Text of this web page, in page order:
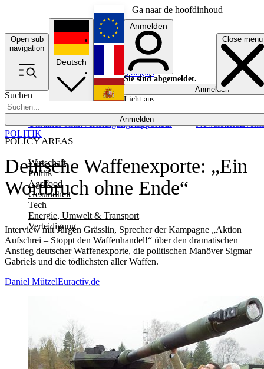
Ga naar de hoofdinhoud
Open sub
navigation
Close menu
Suchen
Anmelden
POLICY AREAS
Wirtschaft
Politik
Agrifood
Gesundheit
Tech
Energie, Umwelt & Transport
Verteidigung
UkrainePolitikVerteidigungRapporteur NewslettersEvents
Deutsch
English
Français
Anmelden
Sie sind abgemeldet.
Anmelden
Licht aus
Deutsche Waffenexporte: „Ein
Wortbruch ohne Ende“
Interview mit Jürgen Grässlin, Sprecher der Kampagne „Aktion
Aufschrei – Stoppt den Waffenhandel!“ über den dramatischen
Anstieg deutscher Waffenexporte, die politischen Manöver Sigmar
Gabriels und die tödlichsten aller Waffen.
POLITIK
Daniel MützelEuractiv.de